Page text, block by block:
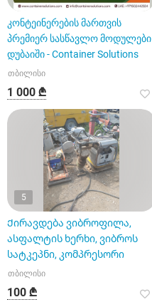
კონტეინერების მართვის
პრემიერ სასწავლო მოდულები
დუბაიში - Container Solutions
თბილისი
1 000 ₾
5
Ქირავდება ვიბროფილა,
ასფალტის ხერხი, ვიბროს
სატკეპნი, კომპრესორი
თბილისი
100 ₾